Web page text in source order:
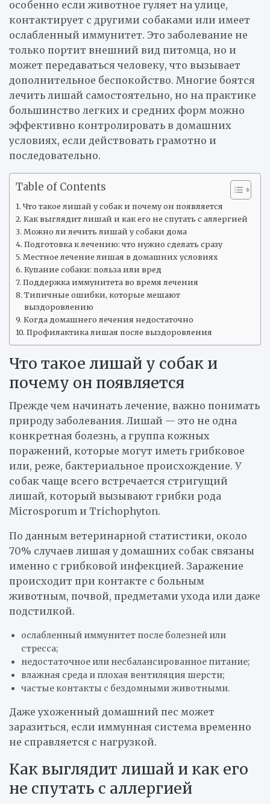
особенно если животное гуляет на улице,
контактирует с другими собаками или имеет
ослабленный иммунитет. Это заболевание не
только портит внешний вид питомца, но и
может передаваться человеку, что вызывает
дополнительное беспокойство. Многие боятся
лечить лишай самостоятельно, но на практике
большинство легких и средних форм можно
эффективно контролировать в домашних
условиях, если действовать грамотно и
последовательно.
Table of Contents
Что такое лишай у собак и почему он появляется
Как выглядит лишай и как его не спутать с аллергией
Можно ли лечить лишай у собаки дома
Подготовка к лечению: что нужно сделать сразу
Местное лечение лишая в домашних условиях
Купание собаки: польза или вред
Поддержка иммунитета во время лечения
Типичные ошибки, которые мешают
выздоровлению
Когда домашнего лечения недостаточно
Профилактика лишая после выздоровления
Что такое лишай у собак и
почему он появляется
Прежде чем начинать лечение, важно понимать
природу заболевания. Лишай — это не одна
конкретная болезнь, а группа кожных
поражений, которые могут иметь грибковое
или, реже, бактериальное происхождение. У
собак чаще всего встречается стригущий
лишай, который вызывают грибки рода
Microsporum и Trichophyton.
По данным ветеринарной статистики, около
70% случаев лишая у домашних собак связаны
именно с грибковой инфекцией. Заражение
происходит при контакте с больным
животным, почвой, предметами ухода или даже
подстилкой.
ослабленный иммунитет после болезней или
стресса;
недостаточное или несбалансированное питание;
влажная среда и плохая вентиляция шерсти;
частые контакты с бездомными животными.
Даже ухоженный домашний пес может
заразиться, если иммунная система временно
не справляется с нагрузкой.
Как выглядит лишай и как его
не спутать с аллергией